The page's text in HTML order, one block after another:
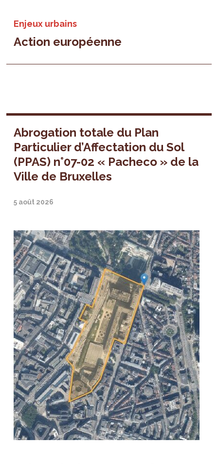
Enjeux urbains
Action européenne
Abrogation totale du Plan
Particulier d’Affectation du Sol
(PPAS) n°07-02 « Pacheco » de la
Ville de Bruxelles
5 août 2026